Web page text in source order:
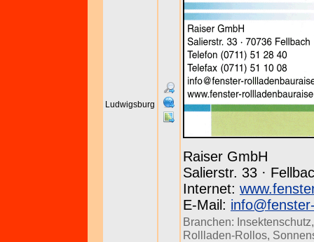
Ludwigsburg
Raiser GmbH
Salierstr. 33 ·
Internet:
E-Mail:
Branchen: Insektenschutz
Rollladen-Rollos,